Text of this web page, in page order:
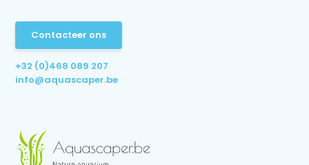
Contacteer ons
+32 (0)468 089 207
info@aquascaper.be